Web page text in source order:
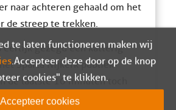
naar achteren gehaald om het
de streep te trekken.
eerlijk gezegd een katterig
Sparta Nijkerk publiek
de laatste 10 minuten toch
ingezeten.
te laten functioneren maken wij
. Accepteer deze door op de knop
cookies" te klikken.
Accepteer cookies